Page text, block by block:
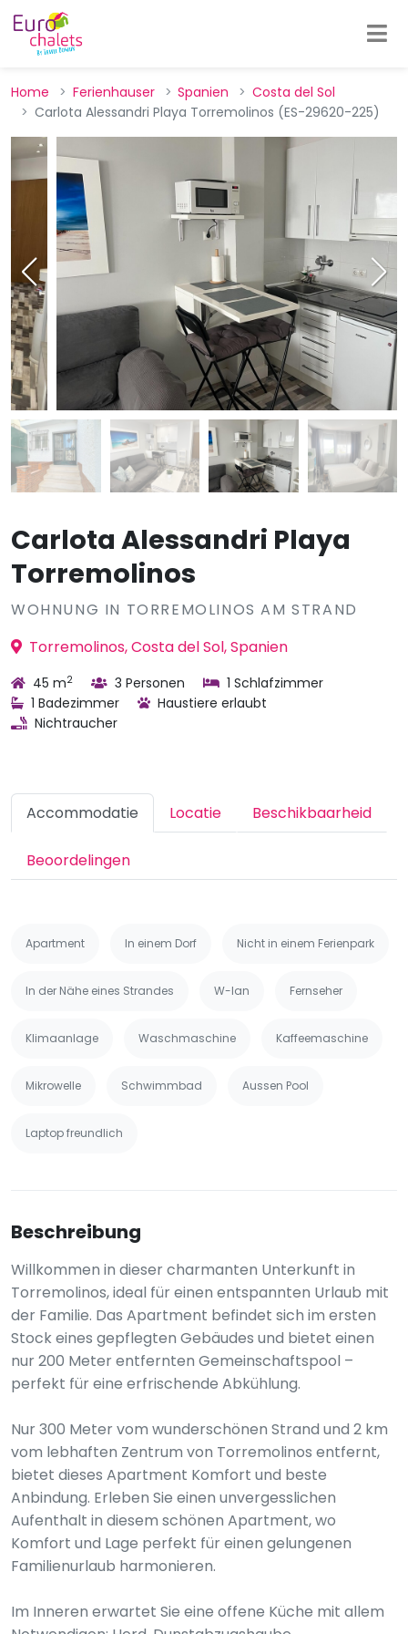
Home Ferienhauser Spanien
Costa del Sol
Carlota Alessandri Playa Torremolinos (ES-29620-225)
Carlota Alessandri Playa
Torremolinos
WOHNUNG IN TORREMOLINOS AM STRAND
Torremolinos, Costa del Sol, Spanien
45 m2 3 Personen
1 Schlafzimmer
1 Badezimmer
Haustiere erlaubt
Nichtraucher
Accommodatie Locatie Beschikbaarheid
Beoordelingen
Apartment In einem Dorf Nicht in einem Ferienpark
In der Nähe eines Strandes W-lan Fernseher
Klimaanlage Waschmaschine Kaffeemaschine
Mikrowelle Schwimmbad Aussen Pool
Laptop freundlich
Beschreibung
Willkommen in dieser charmanten Unterkunft in
Torremolinos, ideal für einen entspannten Urlaub mit
der Familie. Das Apartment befindet sich im ersten
Stock eines gepflegten Gebäudes und bietet einen
nur 200 Meter entfernten Gemeinschaftspool –
perfekt für eine erfrischende Abkühlung.
Nur 300 Meter vom wunderschönen Strand und 2 km
vom lebhaften Zentrum von Torremolinos entfernt,
bietet dieses Apartment Komfort und beste
Anbindung. Erleben Sie einen unvergesslichen
Aufenthalt in diesem schönen Apartment, wo
Komfort und Lage perfekt für einen gelungenen
Familienurlaub harmonieren.
Im Inneren erwartet Sie eine offene Küche mit allem